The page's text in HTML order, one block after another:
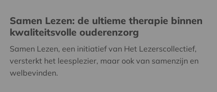
Samen Lezen: de ultieme therapie binnen
kwaliteitsvolle ouderenzorg
Samen Lezen, een initiatief van Het Lezerscollectief,
versterkt het leesplezier, maar ook van samenzijn en
welbevinden.